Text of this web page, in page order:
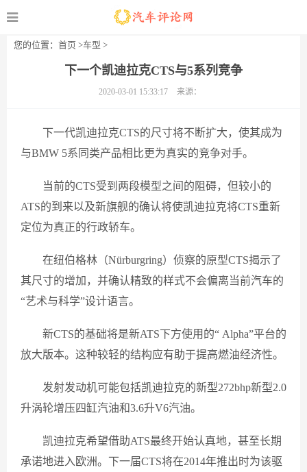
您的位置： 首页 >车型 >
下一个凯迪拉克CTS与5系列竞争
2020-03-01 15:33:17 来源：
下一代凯迪拉克CTS的尺寸将不断扩大，使其成为
与BMW 5系同类产品相比更为真实的竞争对手。
当前的CTS受到两段模型之间的阻碍，但较小的
ATS的到来以及新旗舰的确认将使凯迪拉克将CTS重新
定位为真正的行政轿车。
在纽伯格林（Nürburgring）侦察的原型CTS揭示了
其尺寸的增加，并确认精致的样式不会偏离当前汽车的
“艺术与科学”设计语言。
新CTS的基础将是新ATS下方使用的“ Alpha”平台的
放大版本。这种较轻的结构应有助于提高燃油经济性。
发射发动机可能包括凯迪拉克的新型272bhp新型2.0
升涡轮增压四缸汽油和3.6升V6汽油。
凯迪拉克希望借助ATS最终开始认真地，甚至长期
承诺地进入欧洲。下一届CTS将在2014年推出时为该驱